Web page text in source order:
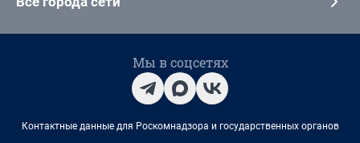
Мы в соцсетях
Контактные данные для Роскомнадзора и государственных органов